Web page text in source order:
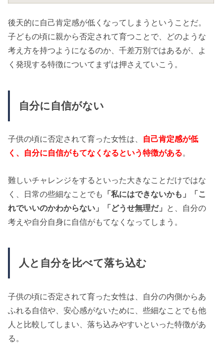
後天的に自己肯定感が低くなってしまうということだ。
子どもの頃に親から否定されて育つことで、どのような
考え方を持つようになるのか、千差万別ではあるが、よ
く発現する特徴についてまずは押さえていこう。
自分に自信がない
子供の頃に否定されて育った女性は、 自己肯定感が低
く、自分に自信がもてなくなるという特徴がある。
難しいチャレンジをするといった大きなことだけではな
く、日常の些細なことでも
「私にはできないかも」「こ
れでいいのかわからない」「どうせ無理だ」 と、自分の
考えや自分自身に自信がもてなくなってしまう。
人と自分を比べて落ち込む
子供の頃に否定されて育った女性は、自分の内側からあ
ふれる自信や、安心感がないために、些細なことでも他
人と比較してしまい、落ち込みやすいといった特徴があ
る。